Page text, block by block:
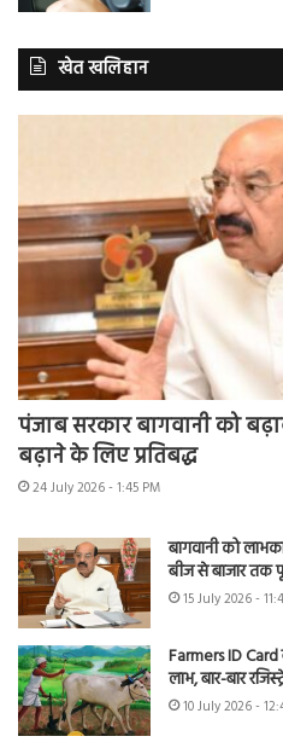
खेत खलिहान
पंजाब सरकार बागवानी को
बढ़ाने के लिए प्रतिबद्ध
24 July 2026 - 1:45 PM
बागवानी को
बीज से बाजार तक
15 July 2026 -
Farmers ID Card
लाभ, बार-बार
10 July 2026 -